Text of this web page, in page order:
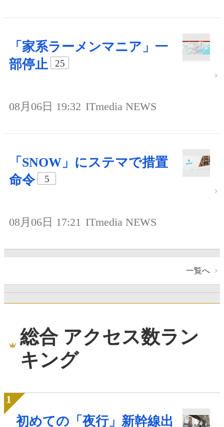
「家系ラーメンマニア」一
部停止
25
08月06日 19:32 ITmedia NEWS
「SNOW」にステマで措置
命令
5
08月06日 17:21 ITmedia NEWS
一覧へ
総合 アクセス数ラン
キング
初めての「夜行」新幹線出